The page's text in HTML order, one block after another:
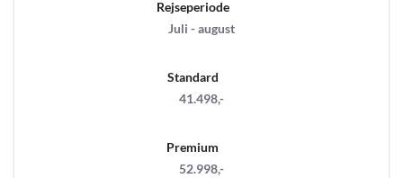
Rejseperiode
Juli - august
Standard
41.498,-
Premium
52.998,-